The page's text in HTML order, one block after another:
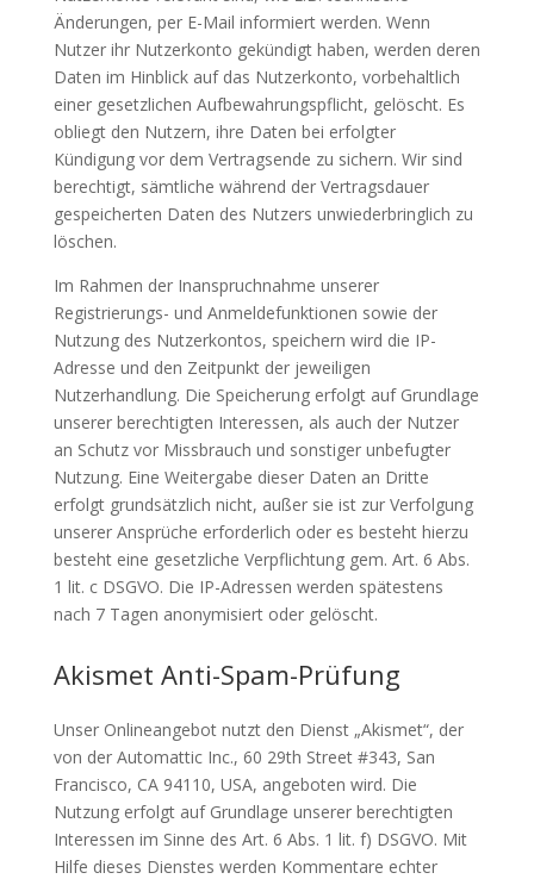
Änderungen, per E-Mail informiert werden. Wenn
Nutzer ihr Nutzerkonto gekündigt haben, werden deren
Daten im Hinblick auf das Nutzerkonto, vorbehaltlich
einer gesetzlichen Aufbewahrungspflicht, gelöscht. Es
obliegt den Nutzern, ihre Daten bei erfolgter
Kündigung vor dem Vertragsende zu sichern. Wir sind
berechtigt, sämtliche während der Vertragsdauer
gespeicherten Daten des Nutzers unwiederbringlich zu
löschen.
Im Rahmen der Inanspruchnahme unserer
Registrierungs- und Anmeldefunktionen sowie der
Nutzung des Nutzerkontos, speichern wird die IP-
Adresse und den Zeitpunkt der jeweiligen
Nutzerhandlung. Die Speicherung erfolgt auf Grundlage
unserer berechtigten Interessen, als auch der Nutzer
an Schutz vor Missbrauch und sonstiger unbefugter
Nutzung. Eine Weitergabe dieser Daten an Dritte
erfolgt grundsätzlich nicht, außer sie ist zur Verfolgung
unserer Ansprüche erforderlich oder es besteht hierzu
besteht eine gesetzliche Verpflichtung gem. Art. 6 Abs.
1 lit. c DSGVO. Die IP-Adressen werden spätestens
nach 7 Tagen anonymisiert oder gelöscht.
Akismet Anti-Spam-Prüfung
Unser Onlineangebot nutzt den Dienst „Akismet“, der
von der Automattic Inc., 60 29th Street #343, San
Francisco, CA 94110, USA, angeboten wird. Die
Nutzung erfolgt auf Grundlage unserer berechtigten
Interessen im Sinne des Art. 6 Abs. 1 lit. f) DSGVO. Mit
Hilfe dieses Dienstes werden Kommentare echter